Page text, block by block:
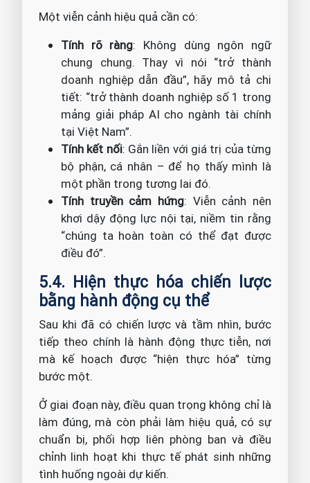
Một viễn cảnh hiệu quả cần có:
Tính rõ ràng: Không dùng ngôn ngữ
chung chung. Thay vì nói “trở thành
doanh nghiệp dẫn đầu”, hãy mô tả chi
tiết: “trở thành doanh nghiệp số 1 trong
mảng giải pháp AI cho ngành tài chính
tại Việt Nam”.
Tính kết nối: Gắn liền với giá trị của từng
bộ phận, cá nhân – để họ thấy mình là
một phần trong tương lai đó.
Tính truyền cảm hứng: Viễn cảnh nên
khơi dậy động lực nội tại, niềm tin rằng
“chúng ta hoàn toàn có thể đạt được
điều đó”.
5.4. Hiện thực hóa chiến lược
bằng hành động cụ thể
Sau khi đã có chiến lược và tầm nhìn, bước
tiếp theo chính là hành động thực tiễn, nơi
mà kế hoạch được “hiện thực hóa” từng
bước một.
Ở giai đoạn này, điều quan trọng không chỉ là
làm đúng, mà còn phải làm hiệu quả, có sự
chuẩn bị, phối hợp liên phòng ban và điều
chỉnh linh hoạt khi thực tế phát sinh những
tình huống ngoài dự kiến.